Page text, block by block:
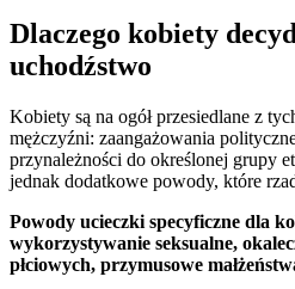
Dlaczego kobiety
uchodźstwo
Kobiety są na ogół przesiedlane z
mężczyźni: zaangażowania
przynależności do określonej grupy
jednak dodatkowe powody, które
Powody ucieczki specyficzne dla
wykorzystywanie seksualne,
płciowych, przymusowe